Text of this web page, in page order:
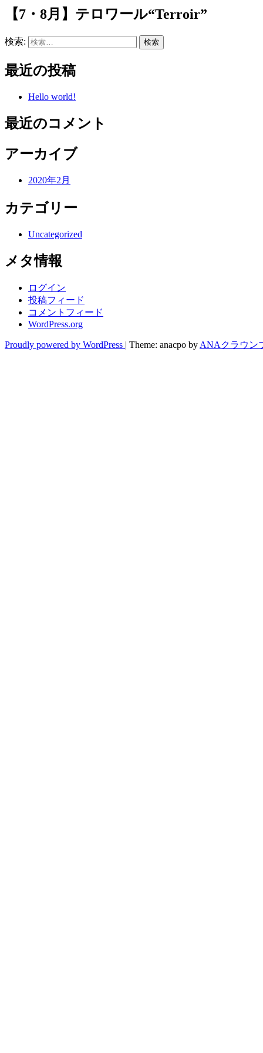
【7・8月】テロワール“Terroir”
検索:
最近の投稿
Hello world!
最近のコメント
アーカイブ
2020年2月
カテゴリー
Uncategorized
メタ情報
ログイン
投稿フィード
コメントフィード
WordPress.org
Proudly powered by WordPress | Theme: anacpo by ANAクラウン